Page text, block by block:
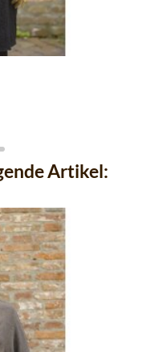
Artikel: